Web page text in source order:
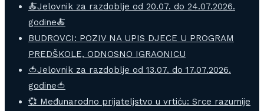
🍝Jelovnik za razdoblje od 20.07. do 24.07.2026.
godine🍝
BUDROVCI: POZIV NA UPIS DJECE U PROGRAM
PREDŠKOLE, ODNOSNO IGRAONICU
🍅Jelovnik za razdoblje od 13.07. do 17.07.2026.
godine🍅
💞 Međunarodno prijateljstvo u vrtiću: Srce razumije